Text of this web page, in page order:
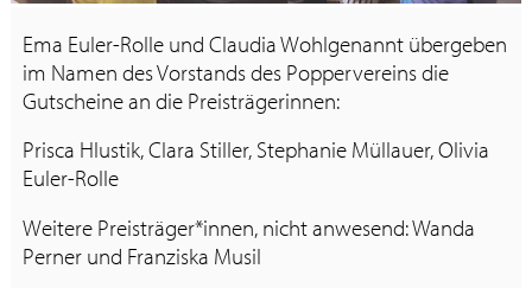
Ema Euler-Rolle und Claudia Wohlgenannt übergeben
im Namen des Vorstands des Poppervereins die
Gutscheine an die Preisträgerinnen:
Prisca Hlustik, Clara Stiller, Stephanie Müllauer, Olivia
Euler-Rolle
Weitere Preisträger*innen, nicht anwesend: Wanda
Perner und Franziska Musil